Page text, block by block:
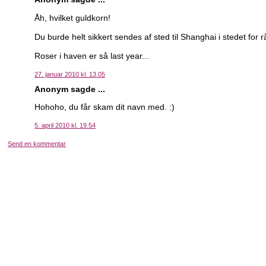
Åh, hvilket guldkorn!
Du burde helt sikkert sendes af sted til Shanghai i stedet for
Roser i haven er så last year...
27. januar 2010 kl. 13.05
Anonym sagde ...
Hohoho, du får skam dit navn med. :)
5. april 2010 kl. 19.54
Send en kommentar